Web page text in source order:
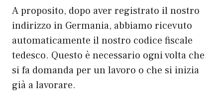
A proposito, dopo aver registrato il nostro
indirizzo in Germania, abbiamo ricevuto
automaticamente il nostro codice fiscale
tedesco. Questo è necessario ogni volta che
si fa domanda per un lavoro o che si inizia
già a lavorare.